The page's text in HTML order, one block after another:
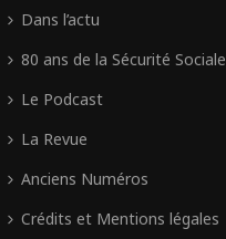
Dans l’actu
80 ans de la Sécurité Sociale
Le Podcast
La Revue
Anciens Numéros
Crédits et Mentions légales